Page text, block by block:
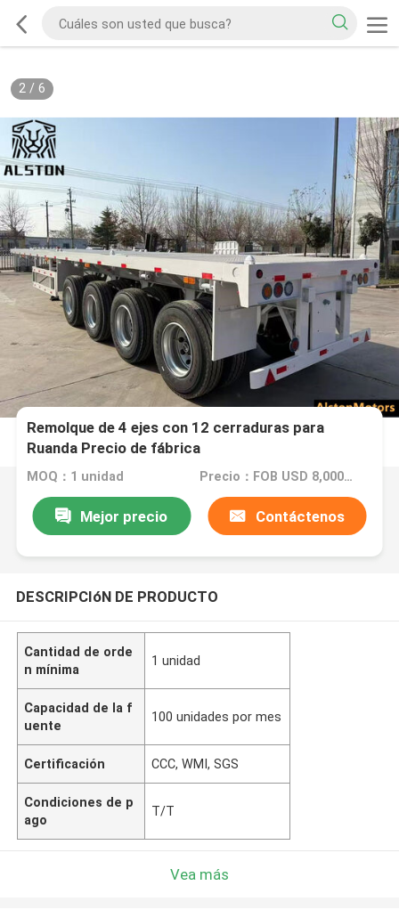
2/ 6
Remolque de 4 ejes con 12 cerraduras para
Ruanda Precio de fábrica
MOQ：1 unidad Precio：FOB USD 8,000-10,000 PER UNIT
Mejor precio Contáctenos
DESCRIPCIóN DE PRODUCTO
Cantidad de orde
n mínima
1 unidad
Capacidad de la f
uente
100 unidades por mes
Certificación CCC, WMI, SGS
Condiciones de p
ago
T/T
Vea más